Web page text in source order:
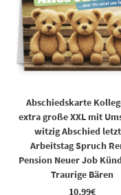
Abschiedskarte
extra große XXL mit
witzig Abschied
Arbeitstag Spruch
Pension Neuer Job
Traurige Bären
10,99€